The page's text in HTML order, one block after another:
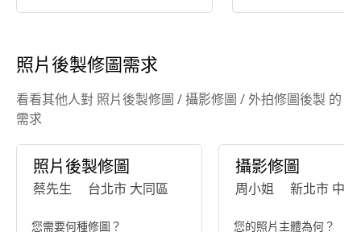
照片後製修圖需求
看看其他人對 照片後製修圖 / 攝影修圖 / 外拍修圖後製 的
需求
照片後製修圖
蔡先生 台北市 大同區
您需要何種修圖？
攝影修圖
周小姐 新北市 中和
您的照片主體為何？